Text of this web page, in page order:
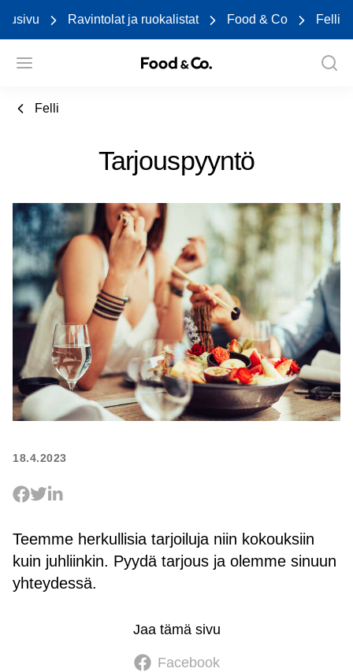
Ravintolat ja ruokalistat Food & Co Felli
Felli
Tarjouspyyntö
18.4.2023
Teemme herkullisia tarjoiluja niin kokouksiin
kuin juhliinkin. Pyydä tarjous ja olemme sinuun
yhteydessä.
Jaa tämä sivu
Facebook